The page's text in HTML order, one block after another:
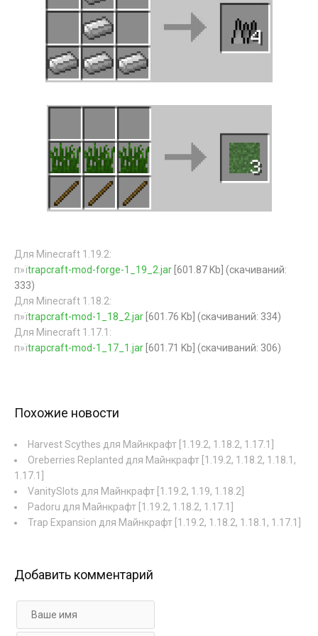
Для Minecraft 1.19.2:
п»їtrapcraft-mod-forge-1_19_2.jar [601.87 Kb] (cкачиваний:
333)
Для Minecraft 1.18.2:
п»їtrapcraft-mod-1_18_2.jar [601.76 Kb] (cкачиваний: 334)
Для Minecraft 1.17.1:
п»їtrapcraft-mod-1_17_1.jar [601.71 Kb] (cкачиваний: 306)
Похожие новости
Harvest Scythes для Майнкрафт [1.19.2, 1.18.2, 1.17.1]
Oreberries Replanted для Майнкрафт [1.19.2, 1.18.2, 1.18.1,
1.17.1]
VanitySlots для Майнкрафт [1.19.2, 1.19, 1.18.2]
Padoru для Майнкрафт [1.19.2, 1.18.2, 1.17.1]
Trap Expansion для Майнкрафт [1.19.2, 1.18.2, 1.18.1, 1.17.1]
Добавить комментарий